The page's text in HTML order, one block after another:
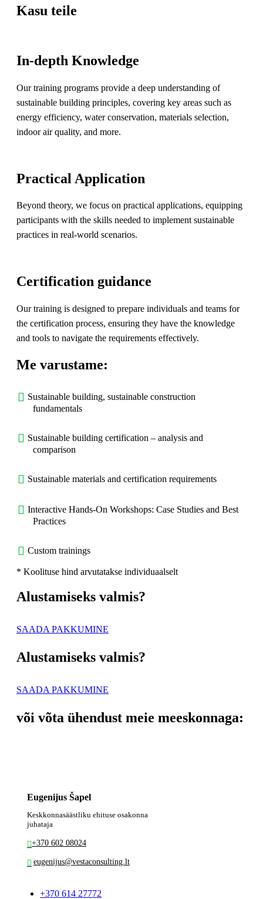
Kasu teile
In-depth Knowledge
Our training programs provide a deep understanding of
sustainable building principles, covering key areas such as
energy efficiency, water conservation, materials selection,
indoor air quality, and more.
Practical Application
Beyond theory, we focus on practical applications, equipping
participants with the skills needed to implement sustainable
practices in real-world scenarios.
Certification guidance
Our training is designed to prepare individuals and teams for
the certification process, ensuring they have the knowledge
and tools to navigate the requirements effectively.
Me varustame:
Sustainable building, sustainable construction
fundamentals
Sustainable building certification – analysis and
comparison
Sustainable materials and certification requirements
Interactive Hands-On Workshops: Case Studies and Best
Practices
Custom trainings
* Koolituse hind arvutatakse individuaalselt
Alustamiseks valmis?
SAADA PAKKUMINE
Alustamiseks valmis?
SAADA PAKKUMINE
või võta ühendust meie meeskonnaga:
Eugenijus Šapel
Keskkonnasäästliku ehituse osakonna
juhataja
+370 602 08024
eugenijus@vestaconsulting.lt
+370 614 27772